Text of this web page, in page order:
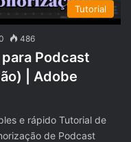
Tutorial
486
Podcast
| Adobe
e rápido Tutorial de
de Podcast